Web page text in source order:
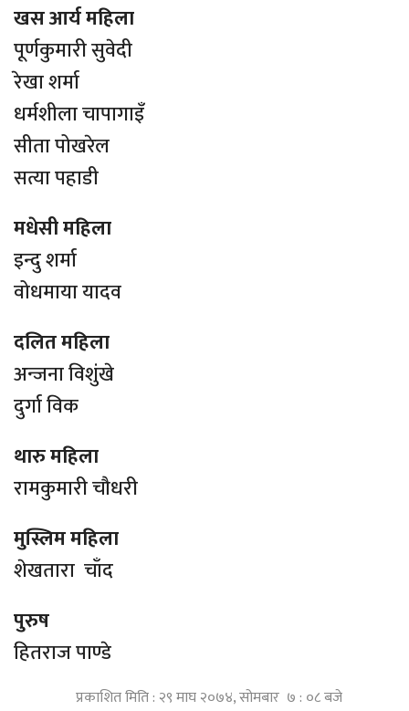
खस आर्य महिला
पूर्णकुमारी सुवेदी
रेखा शर्मा
धर्मशीला चापागाइँ
सीता पोखरेल
सत्या पहाडी
मधेसी महिला
इन्दु शर्मा
वोधमाया यादव
दलित महिला
अन्जना विशुंखे
दुर्गा विक
थारु महिला
रामकुमारी चौधरी
मुस्लिम महिला
शेखतारा चाँद
पुरुष
हितराज पाण्डे
प्रकाशित मिति : २९ माघ २०७४, सोमबार ७ : ०८ बजे